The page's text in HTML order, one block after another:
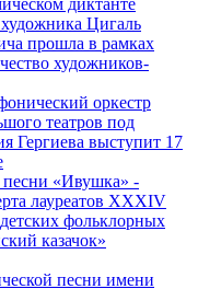
художника Цигаль
прошла в рамках
художников-
оркестр
театров под
Гергиева выступит 17
«Ивушка» -
лауреатов XXXIV
фольклорных
казачок»
песни имени